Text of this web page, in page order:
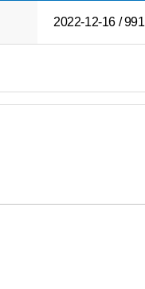
2022-12-16 / 991